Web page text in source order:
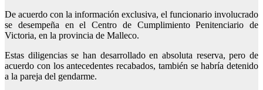
De acuerdo con la información exclusiva, el funcionario involucrado
se desempeña en el Centro de Cumplimiento Penitenciario de
Victoria, en la provincia de Malleco.
Estas diligencias se han desarrollado en absoluta reserva, pero de
acuerdo con los antecedentes recabados, también se habría detenido
a la pareja del gendarme.